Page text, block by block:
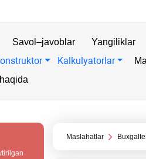
Savol–javoblar Yangiliklar
Kalkulyatorlar
Maslahatlar